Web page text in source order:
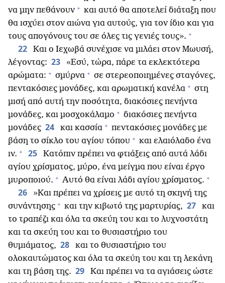
να μην πεθάνουν + και αυτό θα αποτελεί διάταξη που
θα ισχύει στον αιώνα για αυτούς, για τον ίδιο και για
τους απογόνους του σε όλες τις γενιές τους». +
22
Και ο Ιεχωβά συνέχισε να μιλάει στον Μωυσή,
λέγοντας: 23
«Εσύ, τώρα, πάρε τα εκλεκτότερα
αρώματα: + σμύρνα + σε στερεοποιημένες σταγόνες,
πεντακόσιες μονάδες, και αρωματική κανέλα + στη
μισή από αυτή την ποσότητα, διακόσιες πενήντα
μονάδες, και μοσχοκάλαμο + διακόσιες πενήντα
μονάδες 24 και κασσία + πεντακόσιες μονάδες με
βάση το σίκλο του αγίου τόπου + και ελαιόλαδο ένα
ιν. + 25
Κατόπιν πρέπει να φτιάξεις από αυτά λάδι
αγίου χρίσματος, μύρο, ένα μείγμα που είναι έργο
μυροποιού. + Αυτό θα είναι λάδι αγίου χρίσματος. +
26
»Και πρέπει να χρίσεις με αυτό τη σκηνή της
συνάντησης + και την κιβωτό της μαρτυρίας, 27
και
το τραπέζι και όλα τα σκεύη του και το λυχνοστάτη
και τα σκεύη του και το θυσιαστήριο του
θυμιάματος, 28
και το θυσιαστήριο του
ολοκαυτώματος και όλα τα σκεύη του και τη λεκάνη
και τη βάση της. 29
Και πρέπει να τα αγιάσεις ώστε